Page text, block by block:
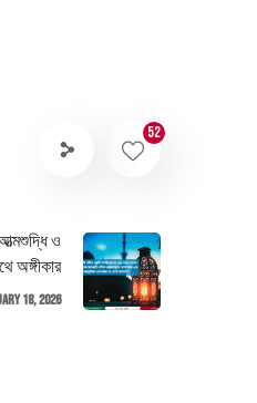
52
ও
অঙ্গীকার
18, 2026